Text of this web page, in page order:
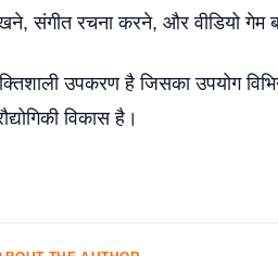
संगीत रचना करने, और वीडियो
उपकरण है जिसका उपयोग
विकास है।